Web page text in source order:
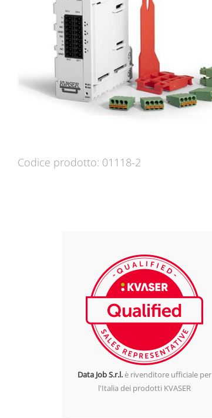
Codice prodotto: 01118-2
Data Job S.r.l.è rivenditore ufficiale per
l'Italia dei prodotti KVASER